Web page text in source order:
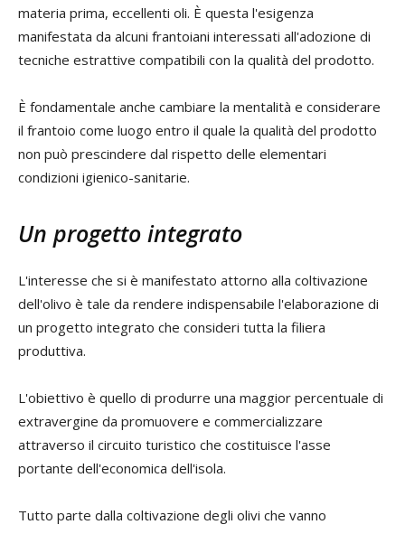
materia prima, eccellenti oli. È questa l'esigenza
manifestata da alcuni frantoiani interessati all'adozione di
tecniche estrattive compatibili con la qualità del prodotto.
È fondamentale anche cambiare la mentalità e considerare
il frantoio come luogo entro il quale la qualità del prodotto
non può prescindere dal rispetto delle elementari
condizioni igienico-sanitarie.
Un progetto integrato
L'interesse che si è manifestato attorno alla coltivazione
dell'olivo è tale da rendere indispensabile l'elaborazione di
un progetto integrato che consideri tutta la filiera
produttiva.
L'obiettivo è quello di produrre una maggior percentuale di
extravergine da promuovere e commercializzare
attraverso il circuito turistico che costituisce l'asse
portante dell'economica dell'isola.
Tutto parte dalla coltivazione degli olivi che vanno